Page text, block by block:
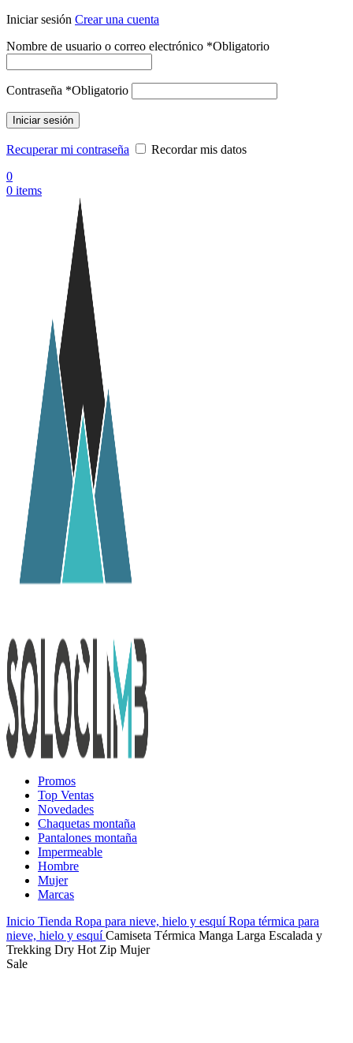
Iniciar sesión Crear una cuenta
Nombre de usuario o correo electrónico *Obligatorio
Contraseña *Obligatorio
Iniciar sesión
Recuperar mi contraseña
Recordar mis datos
0
0 items
Promos
Top Ventas
Novedades
Chaquetas montaña
Pantalones montaña
Impermeable
Hombre
Mujer
Marcas
Inicio Tienda Ropa para nieve, hielo y esquíRopa térmica para
nieve, hielo y esquíCamiseta Térmica Manga Larga Escalada y
Trekking Dry Hot Zip Mujer
Sale